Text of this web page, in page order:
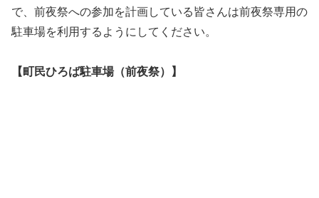
で、前夜祭への参加を計画している皆さんは前夜祭専用の
駐車場を利用するようにしてください。
【町民ひろば駐車場（前夜祭）】